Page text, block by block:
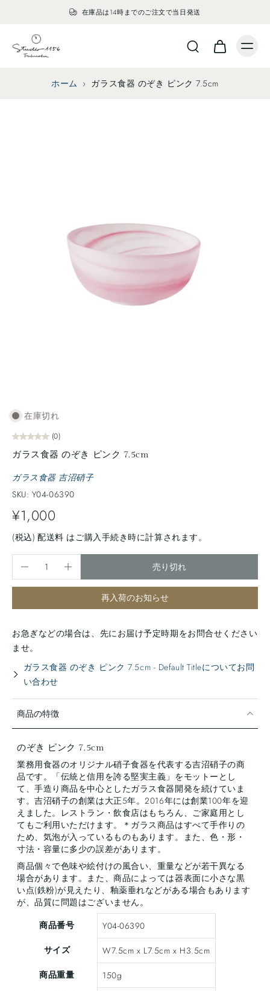
在庫品は14時までのご注文で当日発送
ホーム › ガラス食器 のぞき ピンク 7.5cm
在庫切れ
(0)
ガラス食器 のぞき ピンク 7.5cm
ガラス食器 吉沼硝子
SKU: Y04-06390
¥1,000
(税込) 配送料 はご購入手続き時に計算されます。
売り切れ
再入荷のお知らせ
お急ぎなどの場合は、先にお届け予定時期をお問合せください
ませ。
ガラス食器 のぞき ピンク 7.5cm - Default Titleについてお問
い合わせ
商品の特徴
のぞき ピンク 7.5cm
業務用食器のオリジナル硝子食器を代表する吉沼硝子の商
品です。「伝統と信用を誇る堅実主義」をモットーとし
て、手造り商品を中心としたガラス食器開発を続けていま
す。吉沼硝子の創業は大正5年。2016年には創業100年を迎
えました。レストラン・飲食店はもちろん、ご家庭用とし
てもご利用いただけます。＊ガラス商品はすべて手作りの
ため、気泡が入っているものもあります。また、色・形・
寸法・容量に多少の誤差があります。
商品個々で色味や絵付けの風合い、重量などが若干異なる
場合があります。また、商品によっては器表面に小さな黒
い点(鉄粉)が見えたり、釉薬垂れなどがある場合もあります
が、品質に問題はございません。
商品番号
Y04-06390
サイズ
W7.5cm x L7.5cm x H3.5cm
商品重量
150g